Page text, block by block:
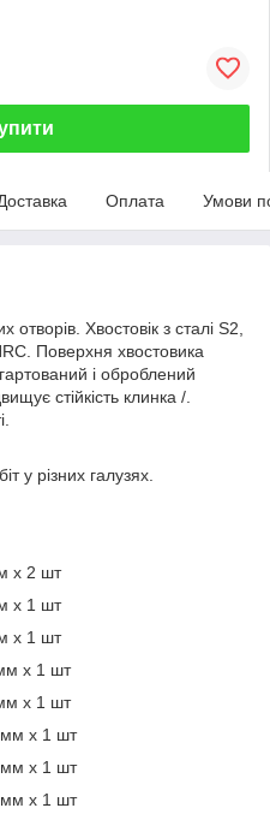
Оплата Умови
Хвостовік з сталі S2,
Поверхня хвостовика
і оброблений
стійкість клинка /.
у різних галузях.
х 2 шт
х 1 шт
х 1 шт
х 1 шт
х 1 шт
мм x 1 шт
мм x 1 шт
мм x 1 шт